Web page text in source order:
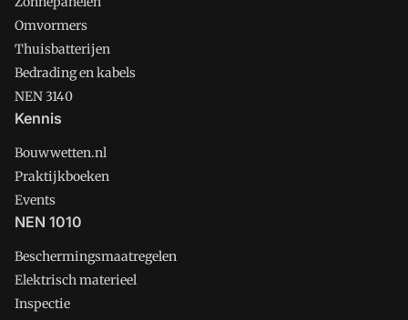
Omvormers
Thuisbatterijen
Bedrading en kabels
NEN 3140
Kennis
Bouwwetten.nl
Praktijkboeken
Events
NEN 1010
Beschermingsmaatregelen
Elektrisch materieel
Inspectie